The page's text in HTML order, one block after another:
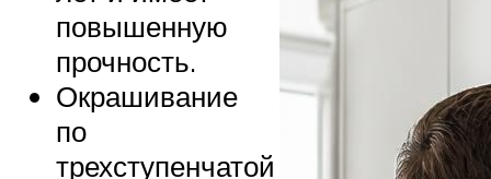
повышенную
прочность.
Окрашивание
по
трехступенчатой